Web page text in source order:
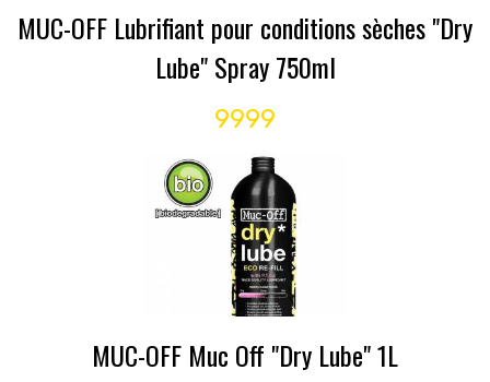
MUC-OFF Lubrifiant pour conditions sèches "Dry
Lube" Spray 750ml
9999
MUC-OFF Muc Off "Dry Lube" 1L